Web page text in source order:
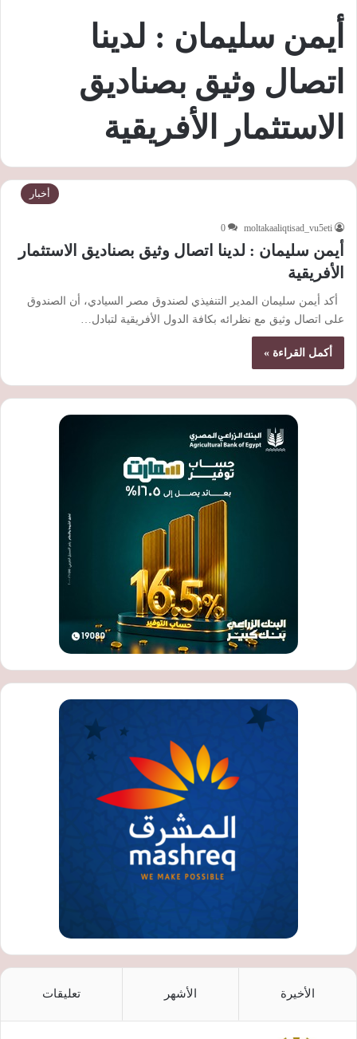
أيمن سليمان : لدينا
اتصال وثيق بصناديق
الاستثمار الأفريقية
أخبار
moltakaaliqtisad_vu5eti
0
أيمن سليمان : لدينا اتصال وثيق بصناديق الاستثمار
الأفريقية
أكد أيمن سليمان المدير التنفيذي لصندوق مصر السيادي، أن الصندوق
على اتصال وثيق مع نظرائه بكافة الدول الأفريقية لتبادل…
أكمل القراءة »
الأخيرة الأشهر تعليقات